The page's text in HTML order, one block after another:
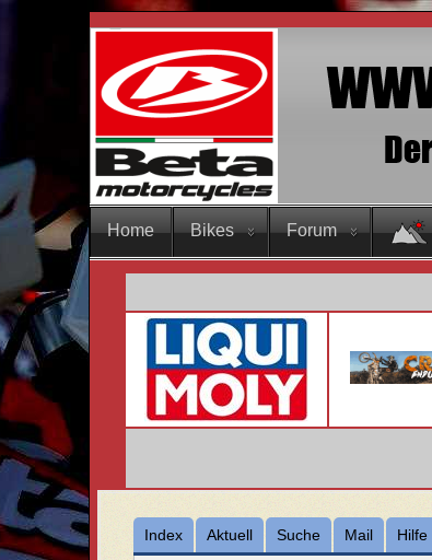
Home Bikes Forum
Index Aktuell Suche Mail Hilfe